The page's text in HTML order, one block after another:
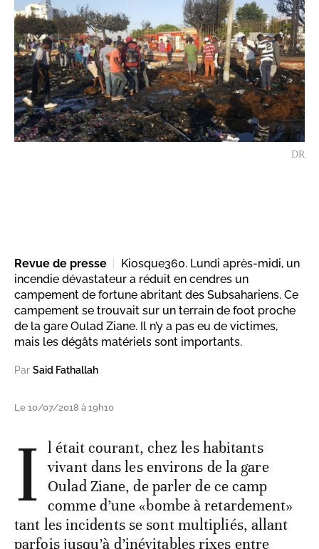
DR
Revue de presse
Kiosque360. Lundi après-midi, un
incendie dévastateur a réduit en cendres un
campement de fortune abritant des Subsahariens. Ce
campement se trouvait sur un terrain de foot proche
de la gare Oulad Ziane. Il n’y a pas eu de victimes,
mais les dégâts matériels sont importants.
Par Said Fathallah
Le 10/07/2018 à 19h10
I l était courant, chez les habitants
vivant dans les environs de la gare
Oulad Ziane, de parler de ce camp
comme d’une «bombe à retardement»
tant les incidents se sont multipliés, allant
parfois jusqu’à d’inévitables rixes entre